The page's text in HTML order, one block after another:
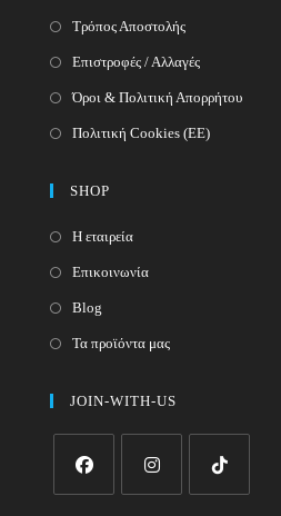
Τρόπος Αποστολής
Επιστροφές / Αλλαγές
Όροι & Πολιτική Απορρήτου
Πολιτική Cookies (ΕΕ)
SHOP
Η εταιρεία
Επικοινωνία
Blog
Τα προϊόντα μας
JOIN-WITH-US